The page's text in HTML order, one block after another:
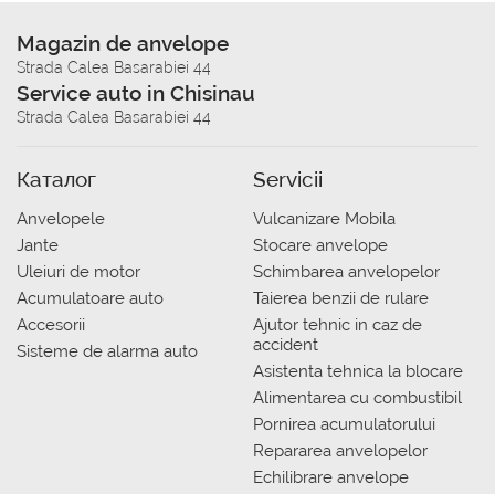
Magazin de anvelope
Strada Calea Basarabiei 44
Service auto in Chisinau
Strada Calea Basarabiei 44
Каталог
Anvelopele
Jante
Uleiuri de motor
Acumulatoare auto
Accesorii
Sisteme de alarma auto
Servicii
Vulcanizare Mobila
Stocare anvelope
Schimbarea anvelopelor
Taierea benzii de rulare
Ajutor tehnic in caz de
accident
Asistenta tehnica la blocare
Alimentarea cu combustibil
Pornirea acumulatorului
Repararea anvelopelor
Echilibrare anvelope